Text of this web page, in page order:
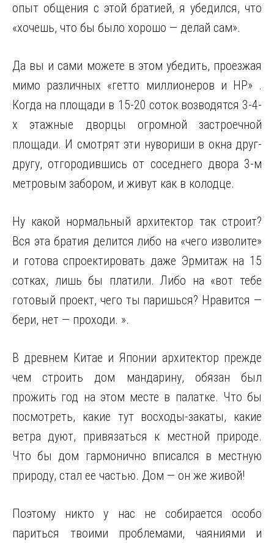
опыт общения с этой братией, я убедился, что
«хочешь, что бы было хорошо — делай сам».
Да вы и сами можете в этом убедить, проезжая
мимо различных «гетто миллионеров и НР» .
Когда на площади в 15-20 соток возводятся 3-4-
х этажные дворцы огромной застроечной
площади. И смотрят эти нувориши в окна друг-
другу, отгородившись от соседнего двора 3-м
метровым забором, и живут как в колодце.
Ну какой нормальный архитектор так строит?
Вся эта братия делится либо на «чего изволите»
и готова спроектировать даже Эрмитаж на 15
сотках, лишь бы платили. Либо на «вот тебе
готовый проект, чего ты паришься? Нравится —
бери, нет — проходи. ».
В древнем Китае и Японии архитектор прежде
чем строить дом мандарину, обязан был
прожить год на этом месте в палатке. Что бы
посмотреть, какие тут восходы-закаты, какие
ветра дуют, привязаться к местной природе.
Что бы дом гармонично вписался в местную
природу, стал ее частью. Дом — он же живой!
Поэтому никто у нас не собирается особо
париться твоими проблемами, чаяниями и